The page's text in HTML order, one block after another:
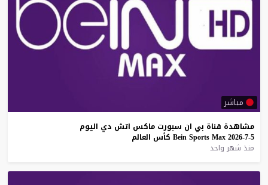
مباشر
مشاهدة قناة بي ان سبورت ماكس اتش دي اليوم
5-7-2026
Bein Sports Max كأس العالم
منذ شهر واحد